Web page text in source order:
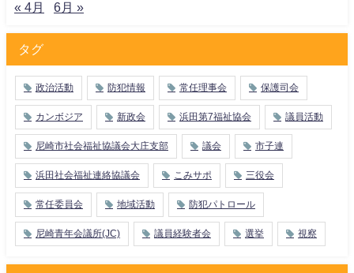
« 4月
6月 »
タグ
政治活動 防犯情報 常任理事会 保護司会
カンボジア 新政会 浜田第7福祉協会 議員活動
尼崎市社会福祉協議会大庄支部 議会 市子連
浜田社会福祉連絡協議会 こみサポ 三役会
常任委員会 地域活動 防犯パトロール
尼崎青年会議所(JC) 議員経験者会 選挙 視察